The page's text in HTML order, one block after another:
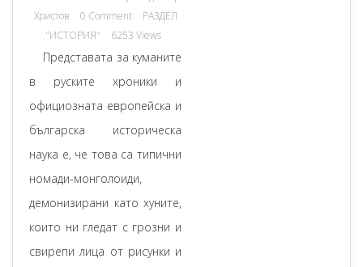
Христов
0 Comment
РАЗДЕЛ
"ИСТОРИЯ"
6253 Views
Представата за куманите
в руските хроники и
официозната европейска и
българска историческа
наука е, че това са типични
номади-монголоиди,
демонизирани като хуните,
които ни гледат с грозни и
свирепи лица от рисунки и